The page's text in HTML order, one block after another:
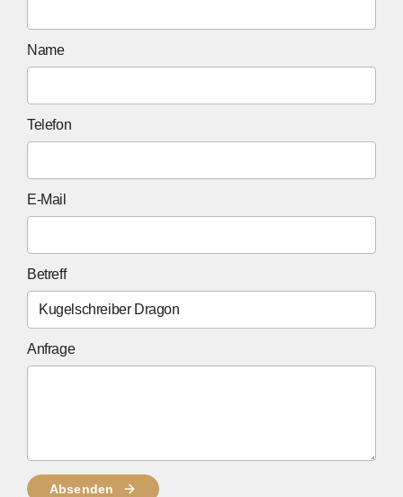
Name
Telefon
E-Mail
Betreff
Anfrage
Absenden